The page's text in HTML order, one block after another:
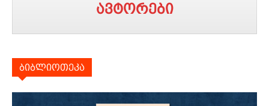
ავტორები
ბიბლიოთეკა